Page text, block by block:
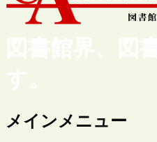
図書館界、図
す。
メインメニュー